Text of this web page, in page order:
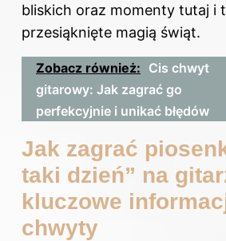
bliskich oraz momenty tutaj i
przesiąknięte magią świąt.
Zobacz również: Cis chwyt
gitarowy: Jak zagrać go
perfekcyjnie i unikać błędów
Jak zagrać
taki dzień” na
kluczowe
chwyty